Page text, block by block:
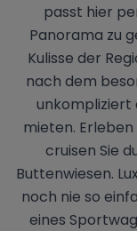
passt hier
Panorama zu
Kulisse der
nach dem
unkompliziert
mieten. Erleben
cruisen Sie
Buttenwiesen.
noch nie so
eines